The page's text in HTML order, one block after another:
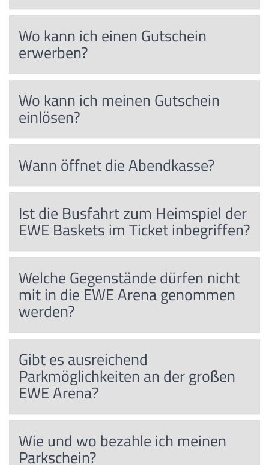
Wo kann ich einen Gutschein
erwerben?
Wo kann ich meinen Gutschein
einlösen?
Wann öffnet die Abendkasse?
Ist die Busfahrt zum Heimspiel der
EWE Baskets im Ticket inbegriffen?
Welche Gegenstände dürfen nicht
mit in die EWE Arena genommen
werden?
Gibt es ausreichend
Parkmöglichkeiten an der großen
EWE Arena?
Wie und wo bezahle ich meinen
Parkschein?